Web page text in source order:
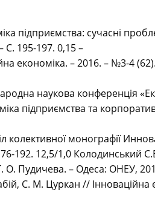
підприємства: сучасні
C. 195-197. 0,15 –
економіка. – 2016. – №3-4
наукова конференція
підприємства та
колективної монографії
192. 12,5/1,0 Колодинський
О. Пудичева. – Одеса: ОНЕУ,
С. М. Цуркан // Інноваційна